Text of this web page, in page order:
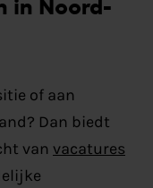
of aan
Dan biedt
van vacatures